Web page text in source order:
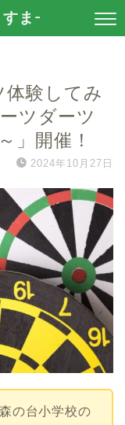
すま-
験してみ
ツダーツ
」開催！
2024年10月27日
の台小学校の